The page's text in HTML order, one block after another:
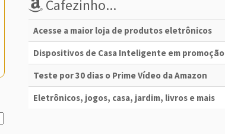
Cafezinho...
Acesse a maior loja de produtos eletrônicos
Dispositivos de Casa Inteligente em promoção
Teste por 30 dias o Prime Vídeo da Amazon
Eletrônicos, jogos, casa, jardim, livros e mais